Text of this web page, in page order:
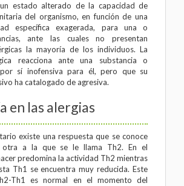
estado alterado de la capacidad de
del organismo, en función de una
específica exagerada, para una o
ante las cuales no presentan
la mayoría de los individuos. La
reacciona ante una substancia o
sí inofensiva para él, pero que su
ha catalogado de agresiva.
en las alergias
existe una respuesta que se conoce
a la que se le llama Th2. En el
predomina la actividad Th2 mientras
Th1 se encuentra muy reducida. Este
Th1 es normal en el momento del